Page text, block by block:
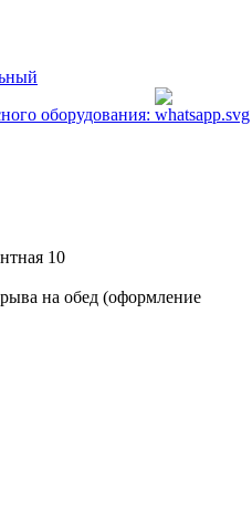
оборудования:
10
на обед (оформление